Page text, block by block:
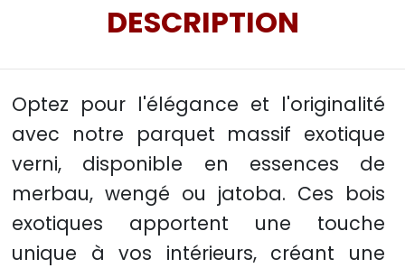
DESCRIPTION
Optez pour l'élégance et l'originalité
avec notre parquet massif exotique
verni, disponible en essences de
merbau, wengé ou jatoba. Ces bois
exotiques apportent une touche
unique à vos intérieurs, créant une